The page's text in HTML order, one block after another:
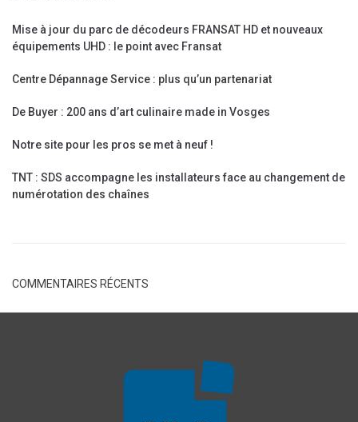
Mise à jour du parc de décodeurs FRANSAT HD et nouveaux
équipements UHD : le point avec Fransat
Centre Dépannage Service : plus qu’un partenariat
De Buyer : 200 ans d’art culinaire made in Vosges
Notre site pour les pros se met à neuf !
TNT : SDS accompagne les installateurs face au changement de
numérotation des chaînes
COMMENTAIRES RÉCENTS